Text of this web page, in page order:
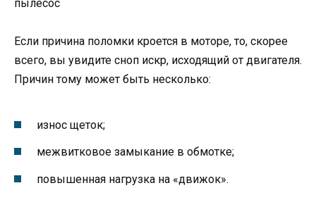
пылесос
Если причина поломки кроется в моторе, то, скорее
всего, вы увидите сноп искр, исходящий от двигателя.
Причин тому может быть несколько:
износ щеток;
межвитковое замыкание в обмотке;
повышенная нагрузка на «движок».